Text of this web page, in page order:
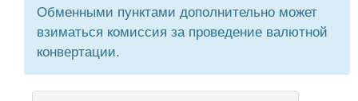
Обменными пунктами дополнительно может
взиматься комиссия за проведение валютной
конвертации.